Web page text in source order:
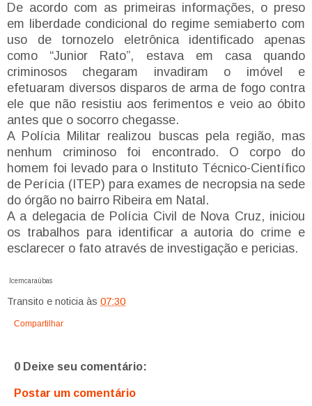
De acordo com as primeiras informações, o preso
em liberdade condicional do regime semiaberto com
uso de tornozelo eletrônica identificado apenas
como “Junior Rato”, estava em casa quando
criminosos chegaram invadiram o imóvel e
efetuaram diversos disparos de arma de fogo contra
ele que não resistiu aos ferimentos e veio ao óbito
antes que o socorro chegasse.
A Polícia Militar realizou buscas pela região, mas
nenhum criminoso foi encontrado. O corpo do
homem foi levado para o Instituto Técnico-Científico
de Perícia (ITEP) para exames de necropsia na sede
do órgão no bairro Ribeira em Natal.
A a delegacia de Polícia Civil de Nova Cruz, iniciou
os trabalhos para identificar a autoria do crime e
esclarecer o fato através de investigação e pericias.
Icemcaraúbas
Transito e noticia às 07:30
Compartilhar
0 Deixe seu comentário:
Postar um comentário